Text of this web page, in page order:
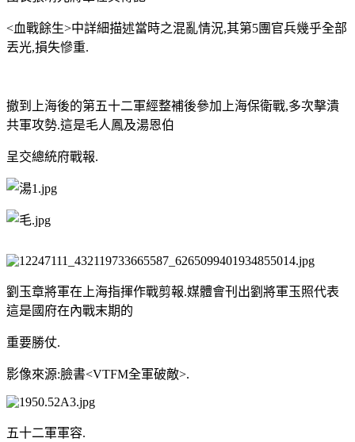
<血戰餘生>中詳細描述當時之混亂情況,其第5團官兵幾乎全部
丟光,損失慘重.
撤到上海後的第五十二軍經整補後參加上海保衛戰,多次擊潰
共軍攻勢.這是毛人鳳及湯恩伯
呈交總統府戰報.
劉玉章將軍在上海指揮作戰剪報.媒體會刊出劉將軍玉照代表
這是國府在內戰末期的
重要勝仗.
影像來源:臉書<VTFM全軍破敵>.
五十二軍軍容.